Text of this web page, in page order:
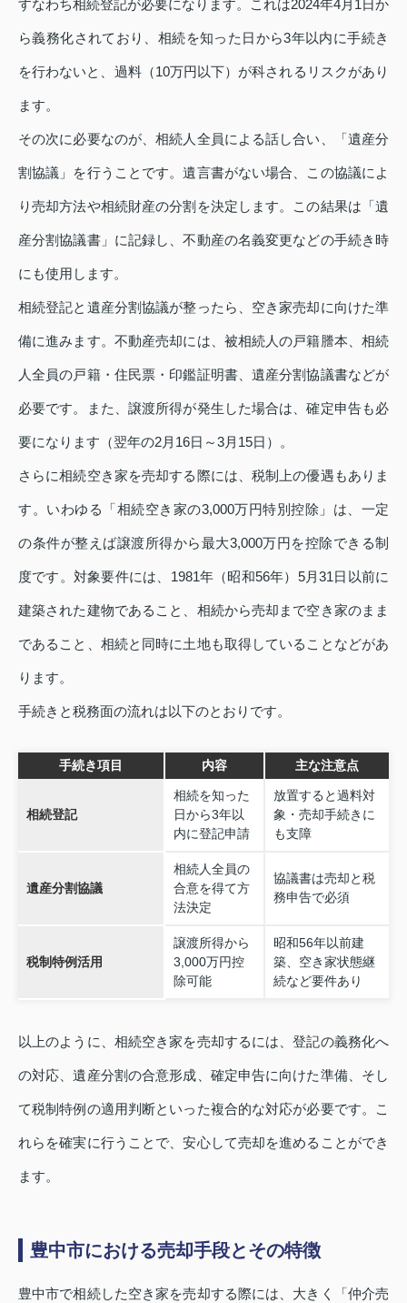
すなわち相続登記が必要になります。これは2024年4月1日か
ら義務化されており、相続を知った日から3年以内に手続き
を行わないと、過料（10万円以下）が科されるリスクがあり
ます。
その次に必要なのが、相続人全員による話し合い、「遺産分
割協議」を行うことです。遺言書がない場合、この協議によ
り売却方法や相続財産の分割を決定します。この結果は「遺
産分割協議書」に記録し、不動産の名義変更などの手続き時
にも使用します。
相続登記と遺産分割協議が整ったら、空き家売却に向けた準
備に進みます。不動産売却には、被相続人の戸籍謄本、相続
人全員の戸籍・住民票・印鑑証明書、遺産分割協議書などが
必要です。また、譲渡所得が発生した場合は、確定申告も必
要になります（翌年の2月16日～3月15日）。
さらに相続空き家を売却する際には、税制上の優遇もありま
す。いわゆる「相続空き家の3,000万円特別控除」は、一定
の条件が整えば譲渡所得から最大3,000万円を控除できる制
度です。対象要件には、1981年（昭和56年）5月31日以前に
建築された建物であること、相続から売却まで空き家のまま
であること、相続と同時に土地も取得していることなどがあ
ります。
手続きと税務面の流れは以下のとおりです。
手続き項目 内容 主な注意点
相続登記
相続を知った
日から3年以
内に登記申請
放置すると過料対
象・売却手続きに
も支障
遺産分割協議
相続人全員の
合意を得て方
法決定
協議書は売却と税
務申告で必須
税制特例活用
譲渡所得から
3,000万円控
除可能
昭和56年以前建
築、空き家状態継
続など要件あり
以上のように、相続空き家を売却するには、登記の義務化へ
の対応、遺産分割の合意形成、確定申告に向けた準備、そし
て税制特例の適用判断といった複合的な対応が必要です。こ
れらを確実に行うことで、安心して売却を進めることができ
ます。
豊中市における売却手段とその特徴
豊中市で相続した空き家を売却する際には、大きく「仲介売